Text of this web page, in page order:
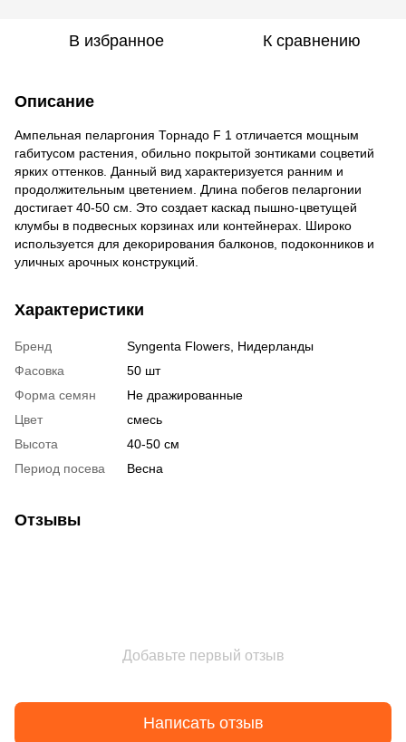
В избранное К сравнению
Описание
Ампельная пеларгония Торнадо F 1 отличается мощным
габитусом растения, обильно покрытой зонтиками соцветий
ярких оттенков. Данный вид характеризуется ранним и
продолжительным цветением. Длина побегов пеларгонии
достигает 40-50 см. Это создает каскад пышно-цветущей
клумбы в подвесных корзинах или контейнерах. Широко
используется для декорирования балконов, подоконников и
уличных арочных конструкций.
Характеристики
Бренд
Syngenta Flowers, Нидерланды
Фасовка
50 шт
Форма семян
Не дражированные
Цвет
смесь
Высота
40-50 см
Период посева
Весна
Отзывы
Добавьте первый отзыв
Написать отзыв